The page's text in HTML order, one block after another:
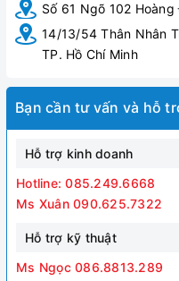
Số 61 Ngõ 102
14/13/54 Thân Nhân
TP. Hồ Chí Minh
Bạn cần tư vấn và hỗ
Hỗ trợ kinh doanh
Hotline: 085.249.6668
Ms Xuân 090.625.7322
Hỗ trợ kỹ thuật
Ms Ngọc 086.8813.289